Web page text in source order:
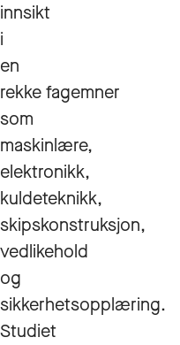
innsikt
i
en
rekke fagemner
som
maskinlære,
elektronikk,
kuldeteknikk,
skipskonstruksjon,
vedlikehold
og
sikkerhetsopplæring.
Studiet